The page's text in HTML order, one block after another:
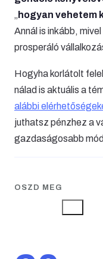
„ hogyan vehetem
Annál is inkább,
prosperáló
Hogyha korlátolt
nálad is aktuális a
alábbi
juthatsz pénzhez a
gazdaságosabb
OSZD MEG